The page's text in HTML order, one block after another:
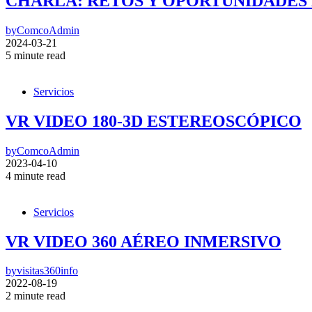
byComcoAdmin
2024-03-21
5 minute read
Servicios
VR VIDEO 180-3D ESTEREOSCÓPICO
byComcoAdmin
2023-04-10
4 minute read
Servicios
VR VIDEO 360 AÉREO INMERSIVO
byvisitas360info
2022-08-19
2 minute read